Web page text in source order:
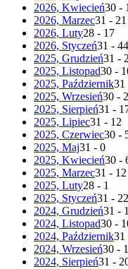
2026, Kwiecień30 -
2026, Marzec31 - 21
2026, Luty28 - 17
2026, Styczeń31 - 44
2025, Grudzień31 -
2025, Listopad30 -
2025, Październik31
2025, Wrzesień30 -
2025, Sierpień31 -
2025, Lipiec31 - 12
2025, Czerwiec30 -
2025, Maj31 - 0
2025, Kwiecień30 -
2025, Marzec31 - 12
2025, Luty28 - 1
2025, Styczeń31 - 22
2024, Grudzień31 -
2024, Listopad30 -
2024, Październik31
2024, Wrzesień30 -
2024, Sierpień31 -